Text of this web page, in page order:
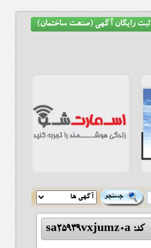
ثبت رایگان آگهی (صنعت ساختمان)
کد: sa25939vxjumz0a